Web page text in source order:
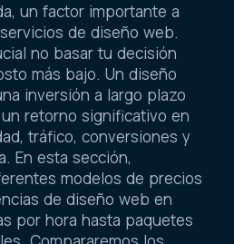
un factor importante a
de diseño web.
no basar tu decisión
más bajo. Un diseño
inversión a largo plazo
retorno significativo en
tráfico, conversiones y
En esta sección,
modelos de precios
de diseño web en
por hora hasta paquetes